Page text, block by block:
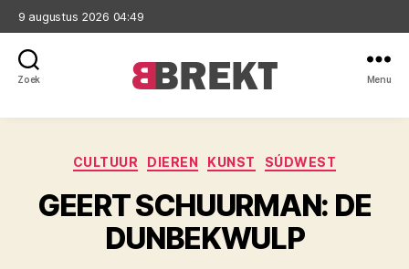
9 augustus 2026 04:49
Zoek Menu
Categorieën
CULTUUR DIEREN KUNST SÚDWEST
GEERT SCHUURMAN: DE
DUNBEKWULP